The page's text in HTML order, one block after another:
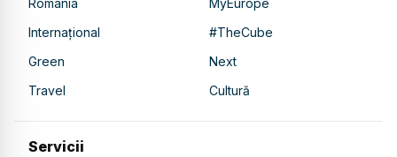
România
MyEurope
Internațional
#TheCube
Green
Next
Travel
Cultură
Servicii